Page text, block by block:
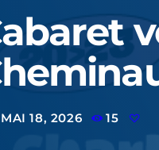
MAI 18, 2026 15